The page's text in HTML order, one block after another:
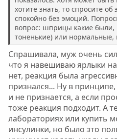
том числе, что муж часто
заторможенный иногда
хотите знать, то спросите
спокойно без эмоций.
вопрос: шприцы какие были,
тоненькие) или нормальные,
Спрашивала, муж очень
что я навешиваю ярлыки
нет, реакция была
признался... Ну в
и не признается, а если
тоже реакция подходит. А
лабораториях или купить
инсулинки, но было это